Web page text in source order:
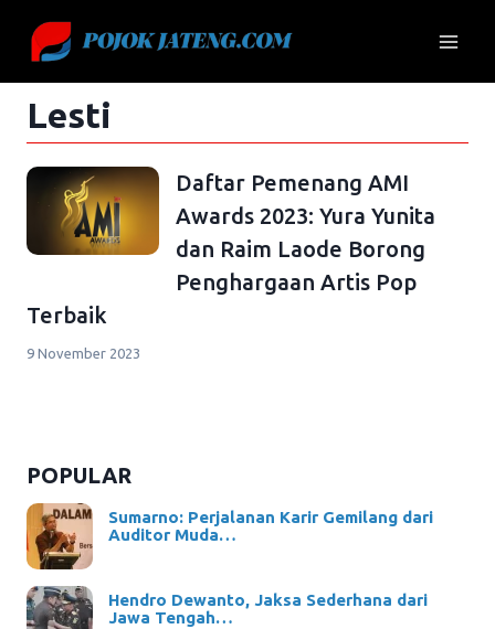
content
Lesti
Daftar Pemenang AMI
Awards 2023: Yura Yunita
dan Raim Laode Borong
Penghargaan Artis Pop
Terbaik
9 November 2023
POPULAR
Sumarno: Perjalanan Karir Gemilang dari
Auditor Muda…
Hendro Dewanto, Jaksa Sederhana dari
Jawa Tengah…